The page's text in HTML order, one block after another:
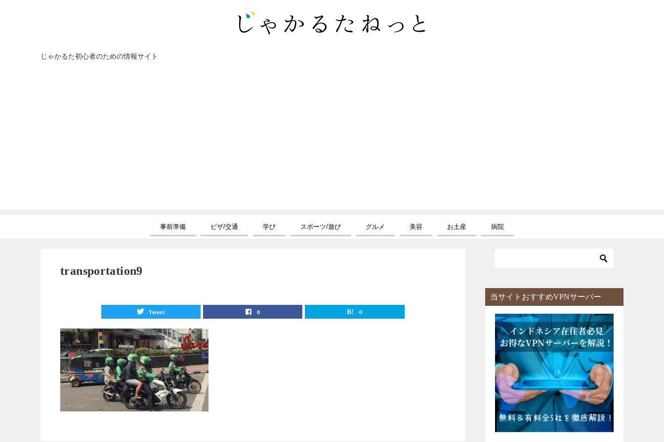
じゃかるた初心者のための情報サイト
事前準備 ビザ/交通 学び スポーツ/遊び グルメ 美容 お土産 病院
transportation9
Tweet 0 0
当サイトおすすめVPNサーバー